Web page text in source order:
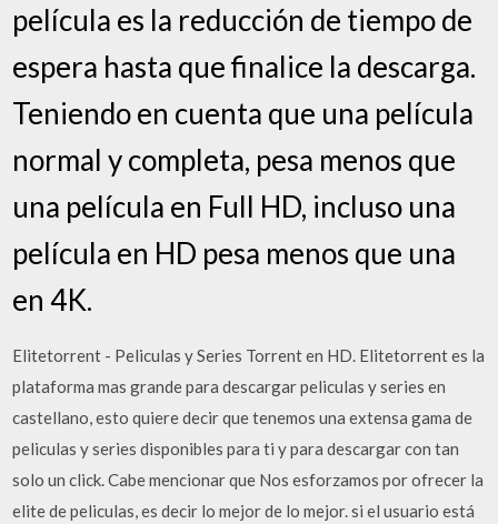
película es la reducción de tiempo de
espera hasta que finalice la descarga.
Teniendo en cuenta que una película
normal y completa, pesa menos que
una película en Full HD, incluso una
película en HD pesa menos que una
en 4K.
Elitetorrent - Peliculas y Series Torrent en HD. Elitetorrent es la
plataforma mas grande para descargar peliculas y series en
castellano, esto quiere decir que tenemos una extensa gama de
peliculas y series disponibles para ti y para descargar con tan
solo un click. Cabe mencionar que Nos esforzamos por ofrecer la
elite de peliculas, es decir lo mejor de lo mejor. si el usuario está